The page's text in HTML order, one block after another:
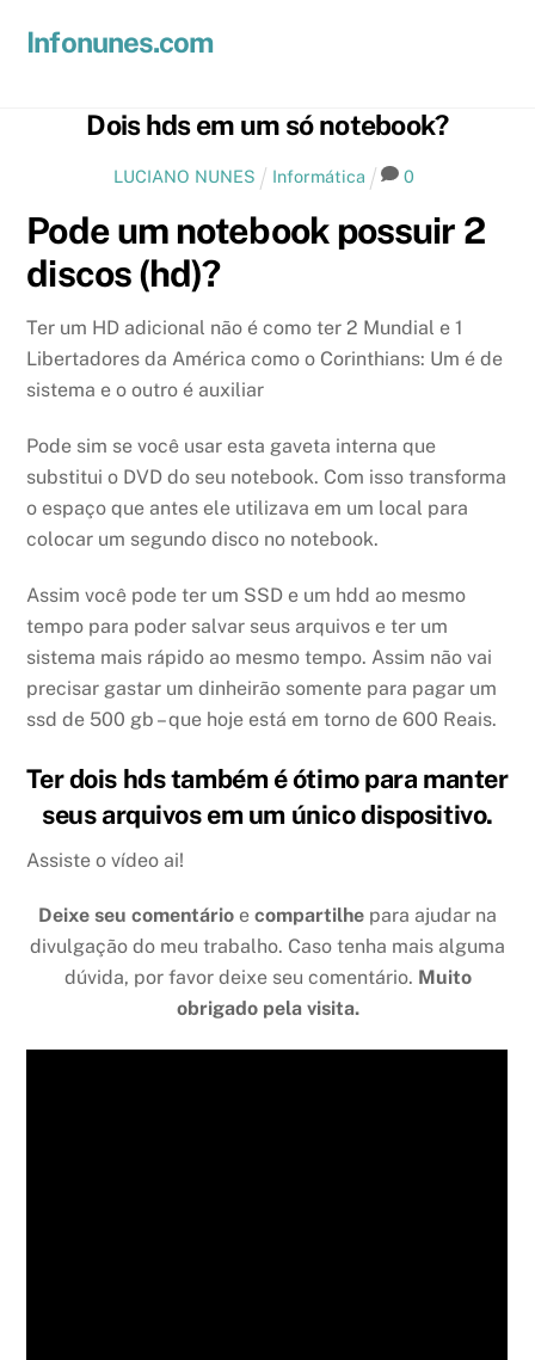
Infonunes.com
Dois hds em um só notebook?
LUCIANO NUNES Informática 0
Pode um notebook possuir 2
discos (hd)?
Ter um HD adicional não é como ter 2 Mundial e 1
Libertadores da América como o Corinthians: Um é de
sistema e o outro é auxiliar
Pode sim se você usar esta gaveta interna que
substitui o DVD do seu notebook. Com isso transforma
o espaço que antes ele utilizava em um local para
colocar um segundo disco no notebook.
Assim você pode ter um SSD e um hdd ao mesmo
tempo para poder salvar seus arquivos e ter um
sistema mais rápido ao mesmo tempo. Assim não vai
precisar gastar um dinheirão somente para pagar um
ssd de 500 gb – que hoje está em torno de 600 Reais.
Ter dois hds também é ótimo para manter
seus arquivos em um único dispositivo.
Assiste o vídeo ai!
Deixe seu comentário e compartilhe para ajudar na
divulgação do meu trabalho. Caso tenha mais alguma
dúvida, por favor deixe seu comentário. Muito
obrigado pela visita.